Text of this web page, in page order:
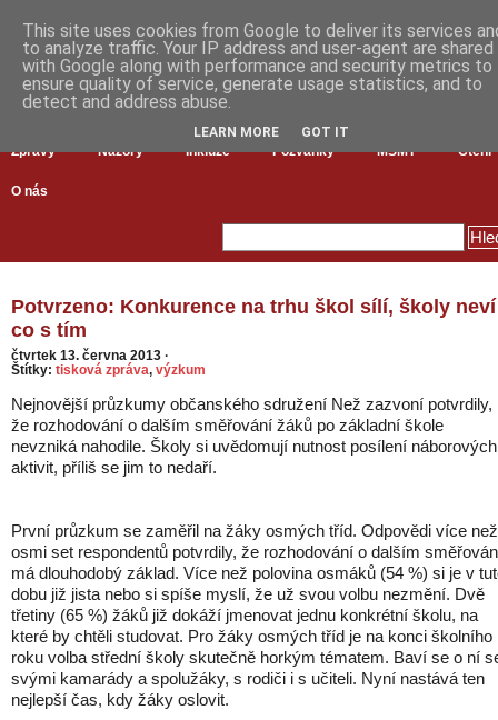
Zprávy Názory Inkluze Pozvánky MŠMT Čtení
O nás
Potvrzeno: Konkurence na trhu škol sílí, školy neví
co s tím
čtvrtek 13. června 2013 ·
Štítky: tisková zpráva, výzkum
Nejnovější průzkumy občanského sdružení Než zazvoní potvrdily,
že rozhodování o dalším směřování žáků po základní škole
nevzniká nahodile. Školy si uvědomují nutnost posílení náborových
aktivit, příliš se jim to nedaří.
První průzkum se zaměřil na žáky osmých tříd. Odpovědi více než
osmi set respondentů potvrdily, že rozhodování o dalším
má dlouhodobý základ. Více než polovina osmáků (54 %) si je v
dobu již jista nebo si spíše myslí, že už svou volbu nezmění. Dvě
třetiny (65 %) žáků již dokáží jmenovat jednu konkrétní školu, na
které by chtěli studovat. Pro žáky osmých tříd je na konci školního
roku volba střední školy skutečně horkým tématem. Baví se o ní
svými kamarády a spolužáky, s rodiči i s učiteli. Nyní nastává ten
nejlepší čas, kdy žáky oslovit.
This site uses cookies from Google to deliver its services
to analyze traffic. Your IP address and user-agent are shared
with Google along with performance and security metrics to
ensure quality of service, generate usage statistics, and to
detect and address abuse.
LEARN MORE GOT IT